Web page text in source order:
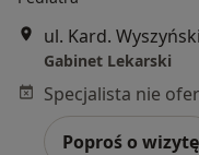
ul. Kard.
Gabinet Lekarski
Poproś o wizytę